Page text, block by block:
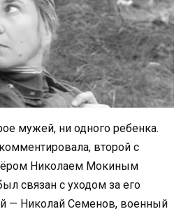
мужей, ни одного ребенка.
второй с
Николаем Мокиным
связан с уходом за его
— Николай Семенов, военный